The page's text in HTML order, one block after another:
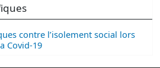
contre l’isolement social lors
Covid-19